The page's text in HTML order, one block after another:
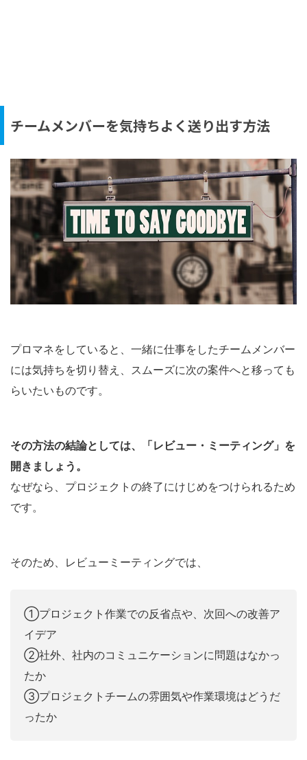
チームメンバーを気持ちよく送り出す方法
プロマネをしていると、一緒に仕事をしたチームメンバー
には気持ちを切り替え、スムーズに次の案件へと移っても
らいたいものです。
その方法の結論としては、「レビュー・ミーティング」を
開きましょう。
なぜなら、プロジェクトの終了にけじめをつけられるため
です。
そのため、レビューミーティングでは、
①プロジェクト作業での反省点や、次回への改善ア
イデア
②社外、社内のコミュニケーションに問題はなかっ
たか
③プロジェクトチームの雰囲気や作業環境はどうだ
ったか